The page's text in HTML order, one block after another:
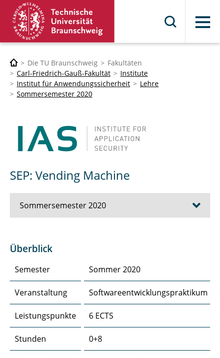
Menü
Die TU Braunschweig
Fakultäten
Carl-Friedrich-Gauß-Fakultät
Institute
Institut für Anwendungssicherheit
Lehre
Sommersemester 2020
SEP: Vending Machine
Sommersemester 2020
Seminar: Anwendungssicherheit
Seminar: Websicherheit
SEP: Vending Machine
Vorkurs
Überblick
Semester Sommer 2020
Veranstaltung Softwareentwicklungspraktikum
Leistungspunkte 6 ECTS
Stunden 0+8